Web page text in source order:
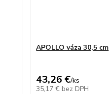
APOLLO váza 30,5 cm
43,26 €/ks
35,17 € bez DPH